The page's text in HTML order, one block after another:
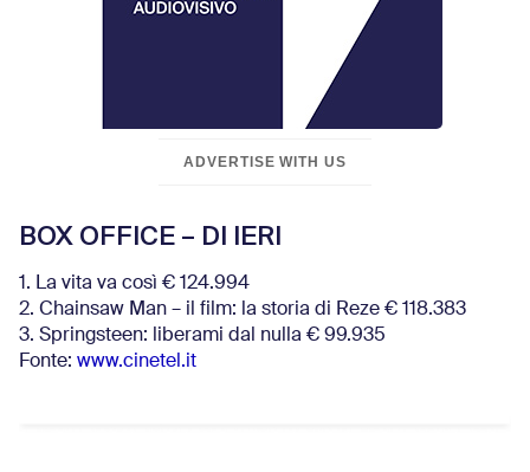
ADVERTISE WITH US
BOX OFFICE – DI IERI
1. La vita va così € 124.994
2. Chainsaw Man – il film: la storia di Reze € 118.383
3. Springsteen: liberami dal nulla € 99.935
Fonte: www.cinetel.it